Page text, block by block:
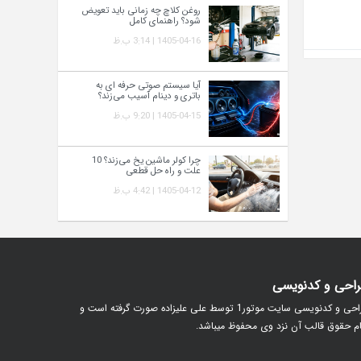
روغن کلاچ چه زمانی باید تعویض
شود؟ راهنمای کامل
1405-04-16 | 3:14 ب.ظ
آیا سیستم صوتی حرفه‌ ای به
باتری و دینام آسیب می‌زند؟
1405-04-15 | 9:20 ب.ظ
چرا کولر ماشین یخ می‌زند؟ 10
علت و راه‌ حل قطعی
1405-04-12 | 4:42 ب.ظ
و کدنویسی
طراحی و کدنویسی سایت موتور1 توسط علی علیزاده صورت گرفته است و
حقوق قالب آن نزد وی محفوظ میباشد.